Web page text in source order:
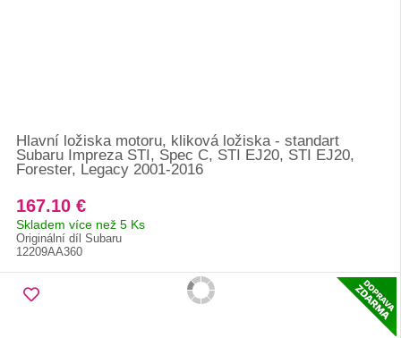
Hlavní ložiska motoru, kliková ložiska - standart
Subaru Impreza STI, Spec C, STI EJ20, STI EJ20,
Forester, Legacy 2001-2016
167.10 €
Skladem více než 5 Ks
Originální díl Subaru
12209AA360